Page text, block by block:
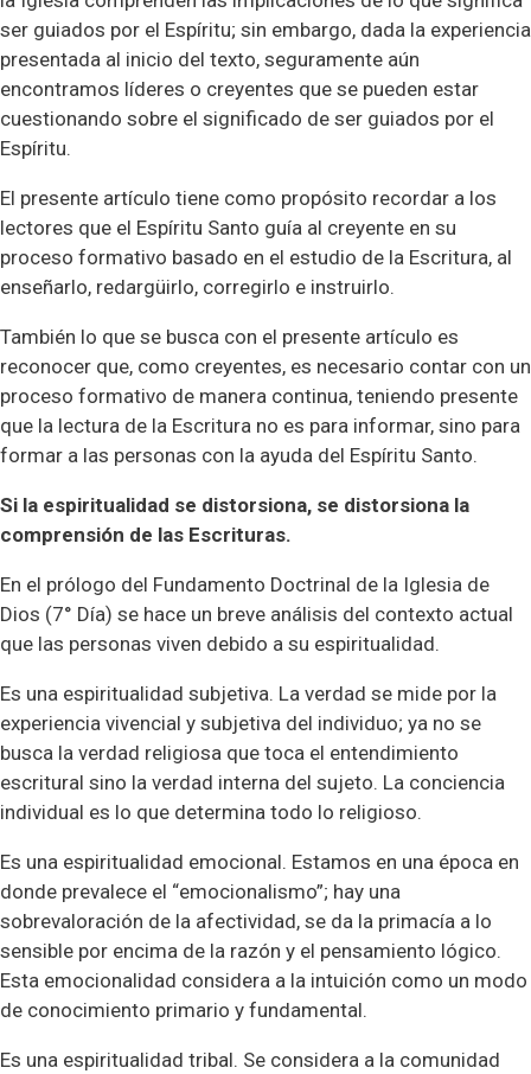
ser guiados por el Espíritu; sin embargo, dada la experiencia
presentada al inicio del texto, seguramente aún
encontramos líderes o creyentes que se pueden estar
cuestionando sobre el significado de ser guiados por el
Espíritu.
El presente artículo tiene como propósito recordar a los
lectores que el Espíritu Santo guía al creyente en su
proceso formativo basado en el estudio de la Escritura, al
enseñarlo, redargüirlo, corregirlo e instruirlo.
También lo que se busca con el presente artículo es
reconocer que, como creyentes, es necesario contar con un
proceso formativo de manera continua, teniendo presente
que la lectura de la Escritura no es para informar, sino para
formar a las personas con la ayuda del Espíritu Santo.
Si la espiritualidad se distorsiona, se distorsiona la
comprensión de las Escrituras.
En el prólogo del Fundamento Doctrinal de la Iglesia de
Dios (7° Día) se hace un breve análisis del contexto actual
que las personas viven debido a su espiritualidad.
Es una espiritualidad subjetiva. La verdad se mide por la
experiencia vivencial y subjetiva del individuo; ya no se
busca la verdad religiosa que toca el entendimiento
escritural sino la verdad interna del sujeto. La conciencia
individual es lo que determina todo lo religioso.
Es una espiritualidad emocional. Estamos en una época en
donde prevalece el “emocionalismo”; hay una
sobrevaloración de la afectividad, se da la primacía a lo
sensible por encima de la razón y el pensamiento lógico.
Esta emocionalidad considera a la intuición como un modo
de conocimiento primario y fundamental.
Es una espiritualidad tribal. Se considera a la comunidad